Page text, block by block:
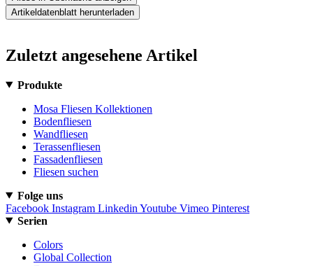
Artikeldatenblatt herunterladen
Zuletzt angesehene Artikel
Produkte
Mosa Fliesen Kollektionen
Bodenfliesen
Wandfliesen
Terassenfliesen
Fassadenfliesen
Fliesen suchen
Folge uns
Facebook Instagram Linkedin Youtube Vimeo Pinterest
Serien
Colors
Global Collection